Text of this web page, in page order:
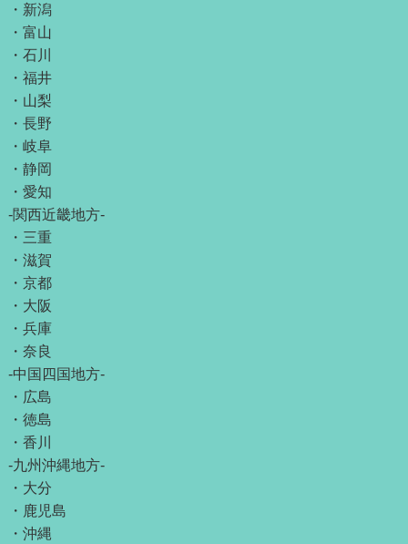
・ 新潟
・ 富山
・ 石川
・ 福井
・ 山梨
・ 長野
・ 岐阜
・ 静岡
・ 愛知
-関西近畿地方-
・ 三重
・ 滋賀
・ 京都
・ 大阪
・ 兵庫
・ 奈良
-中国四国地方-
・ 広島
・ 徳島
・ 香川
-九州沖縄地方-
・ 大分
・ 鹿児島
・ 沖縄